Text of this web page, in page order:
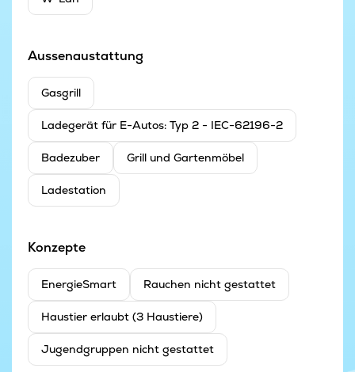
Aussenaustattung
Gasgrill
Ladegerät für E-Autos: Typ 2 - IEC-62196-2
Badezuber Grill und Gartenmöbel
Ladestation
Konzepte
EnergieSmart Rauchen nicht gestattet
Haustier erlaubt (3 Haustiere)
Jugendgruppen nicht gestattet